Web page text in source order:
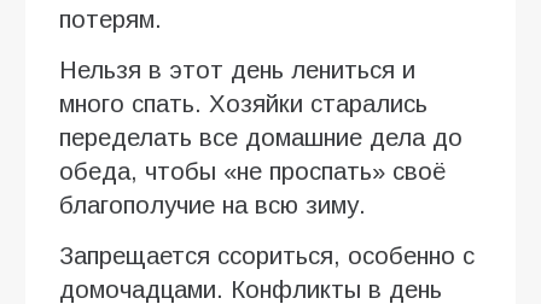
потерям.
Нельзя в этот день лениться и
много спать. Хозяйки старались
переделать все домашние дела до
обеда, чтобы «не проспать» своё
благополучие на всю зиму.
Запрещается ссориться, особенно с
домочадцами. Конфликты в день